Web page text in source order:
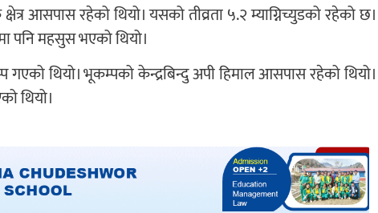
आसपास रहेको थियो। यसको तीव्रता ५.२ म्याग्निच्युडको रहेको छ।
महसुस भएको थियो।
गएको थियो। भूकम्पको केन्द्रबिन्दु अपी हिमाल आसपास रहेको थियो।
थियो।